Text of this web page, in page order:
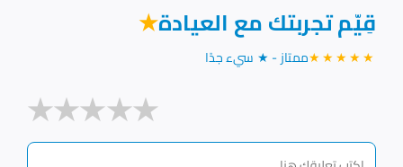
قِيّم تجربتك مع العيادة★
★★★★★ممتاز - ★ سيء جدًا
★★★★★